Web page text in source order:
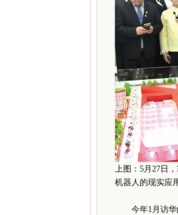
上图：5月27日
机器人的现实应
今年1月访华的